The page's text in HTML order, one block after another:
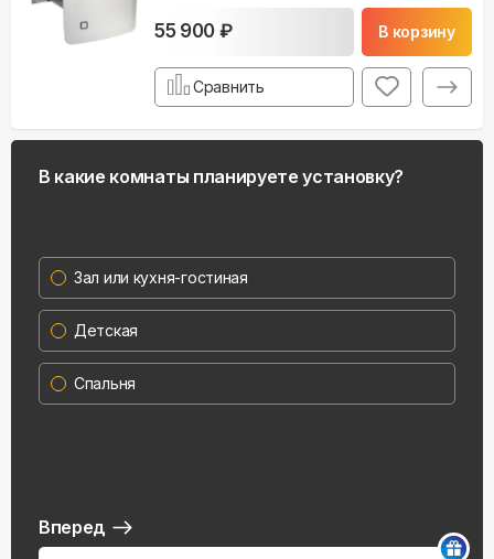
55 900 ₽ В корзину
Сравнить
В какие комнаты планируете установку?
Зал или кухня-гостиная
Детская
Спальня
Вперед